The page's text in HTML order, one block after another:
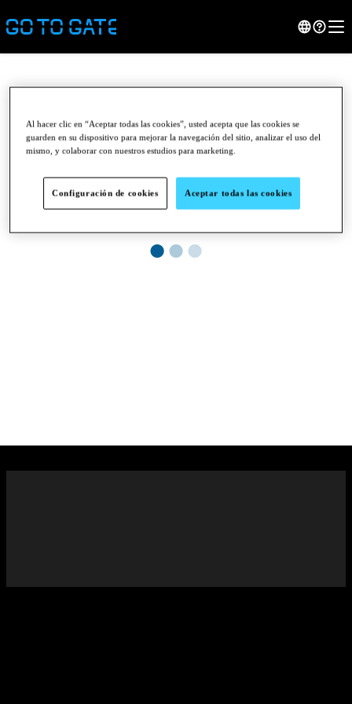
●●●
Al hacer clic en “Aceptar todas las cookies”, usted acepta que las cookies se
guarden en su dispositivo para mejorar la navegación del sitio, analizar el uso del
mismo, y colaborar con nuestros estudios para marketing.
Aceptar todas las cookies
Configuración de cookies